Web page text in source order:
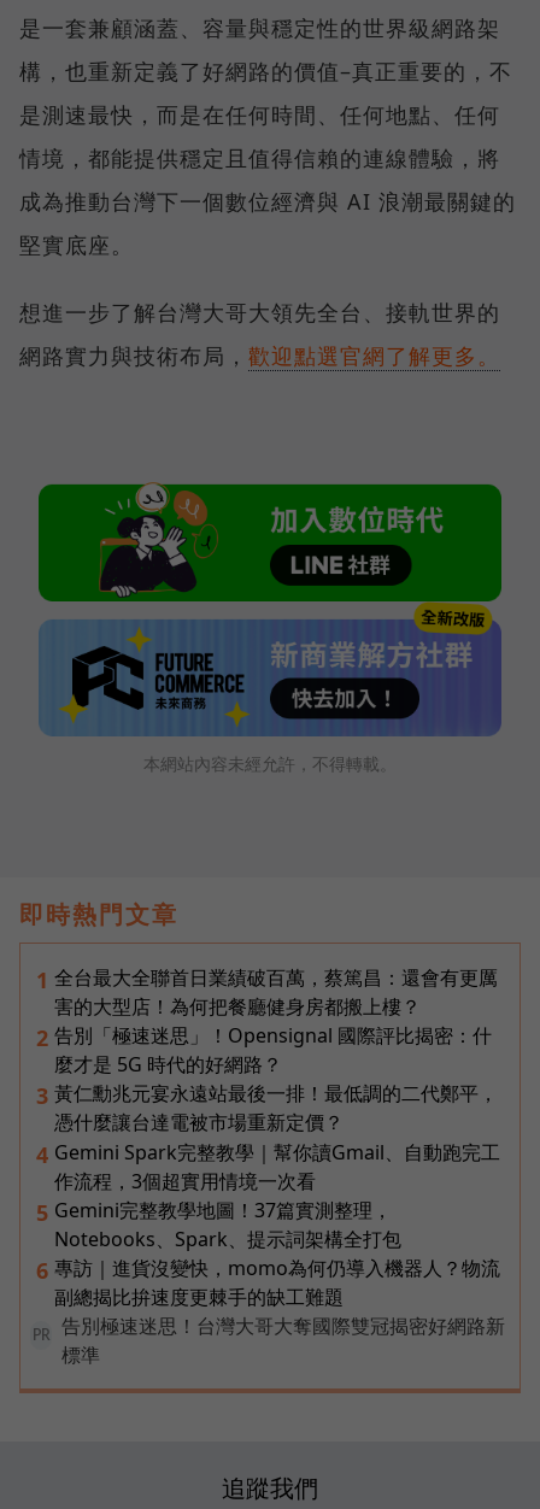
是一套兼顧涵蓋、容量與穩定性的世界級網路架
構，也重新定義了好網路的價值–真正重要的，不
是測速最快，而是在任何時間、任何地點、任何
情境，都能提供穩定且值得信賴的連線體驗，將
成為推動台灣下一個數位經濟與 AI 浪潮最關鍵的
堅實底座。
想進一步了解台灣大哥大領先全台、接軌世界的
網路實力與技術布局， 歡迎點選官網了解更多。
本網站內容未經允許，不得轉載。
即時熱門文章
1 全台最大全聯首日業績破百萬，蔡篤昌：還會有更厲
害的大型店！為何把餐廳健身房都搬上樓？
2 告別「極速迷思」！Opensignal 國際評比揭密：什
麼才是 5G 時代的好網路？
3 黃仁勳兆元宴永遠站最後一排！最低調的二代鄭平，
憑什麼讓台達電被市場重新定價？
4 Gemini Spark完整教學｜幫你讀Gmail、自動跑完工
作流程，3個超實用情境一次看
5 Gemini完整教學地圖！37篇實測整理，
Notebooks、Spark、提示詞架構全打包
6 專訪｜進貨沒變快，momo為何仍導入機器人？物流
副總揭比拚速度更棘手的缺工難題
PR
告別極速迷思！台灣大哥大奪國際雙冠揭密好網路新
標準
追蹤我們